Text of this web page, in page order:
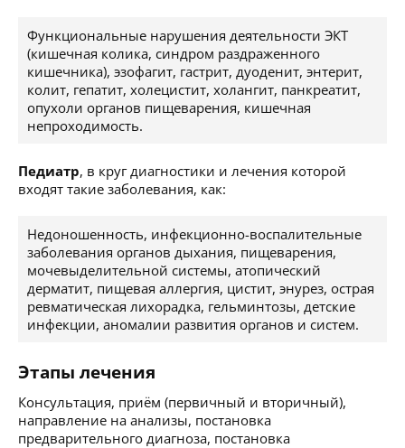
Функциональные нарушения деятельности ЭКТ
(кишечная колика, синдром раздраженного
кишечника), эзофагит, гастрит, дуоденит, энтерит,
колит, гепатит, холецистит, холангит, панкреатит,
опухоли органов пищеварения, кишечная
непроходимость.
Педиатр, в круг диагностики и лечения которой
входят такие заболевания, как:
Недоношенность, инфекционно-воспалительные
заболевания органов дыхания, пищеварения,
мочевыделительной системы, атопический
дерматит, пищевая аллергия, цистит, энурез, острая
ревматическая лихорадка, гельминтозы, детские
инфекции, аномалии развития органов и систем.
Этапы лечения
Консультация, приём (первичный и вторичный),
направление на анализы, постановка
предварительного диагноза, постановка